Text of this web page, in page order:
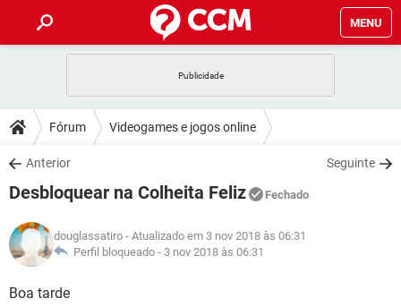
MENU
CELULAR FACEBOOK
OUTLOOK
INSTAGRAM GMAIL
GUIA DE COMPRAS
DICAS
JOGOS WHATSAPP
INSTAGRAM GMAIL
GUIA DE COMPRAS
DOWNLOADS
JOGOS WHATSAPP
CELULAR
OUTLOOK EXCEL
INSTAGRAM
JOGOS WHATSAPP
CELULAR
OUTLOOK
GLOSSÁRIO
Fórum Videogames e jogos online
Anterior Seguinte
Desbloquear na Colheita Feliz Fechado
douglassatiro - Atualizado em 3 nov 2018 às 06:31
Perfil bloqueado - 3 nov 2018 às 06:31
Boa tarde